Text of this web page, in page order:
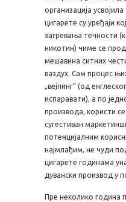
организација
цигарете су уређаји
загревања течности
никотин) чиме се
мешавинa ситних
ваздух. Сам процес
„вејпинг“ (од
испаравати), а по
производа, користи се
сугестиван
потенцијалним
најмлађим, не чуди
цигарете годинама
дувански производ у
Пре неколико година